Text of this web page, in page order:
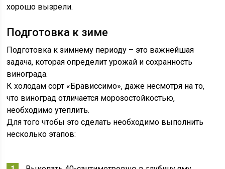
хорошо вызрели.
Подготовка к зиме
Подготовка к зимнему периоду – это важнейшая
задача, которая определит урожай и сохранность
винограда.
К холодам сорт «Брависсимо», даже несмотря на то,
что виноград отличается морозостойкостью,
необходимо утеплить.
Для того чтобы это сделать необходимо выполнить
несколько этапов: